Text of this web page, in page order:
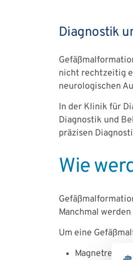
Diagnostik
nicht rechtzeitig
neurologischen
In der Klinik für
Diagnostik und
präzisen
Wie
Manchmal
Um eine